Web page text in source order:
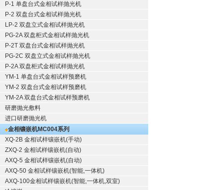
P-1 单盘台式金相试样抛光机
P-2 双盘台式金相试样抛光机
LP-2 双盘立式金相试样抛光机
PG-2A 双盘柜式金相试样抛光机
P-2T 双盘台式金相试样抛光机
PG-2C 双盘立式金相试样抛光机
P-2A 双盘柜式金相试样抛光机
YM-1 单盘台式金相试样预磨机
YM-2 双盘台式金相试样预磨机
YM-2A 双盘台式金相试样预磨机
研磨抛光敷料
进口研磨抛光机
金相镶嵌机MC004系列
XQ-2B 金相试样镶嵌机(手动)
ZXQ-2 金相试样镶嵌机(自动)
AXQ-5 金相试样镶嵌机(自动)
AXQ-50 金相试样镶嵌机(智能,一体机)
AXQ-100金相试样镶嵌机(智能,一体机,双室)